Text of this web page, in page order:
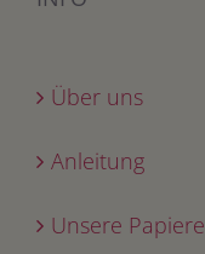
Über uns
Anleitung
Unsere Papiere